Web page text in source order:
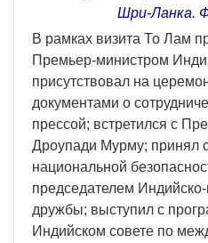
Шри-Ланка.
В рамках визита То Лам
Премьер-министром
присутствовал на
документами о
прессой; встретился с
Дроупади Мурму; принял
национальной
председателем
дружбы; выступил с
Индийском совете по